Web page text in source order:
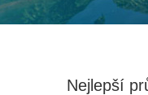
Nejlepší